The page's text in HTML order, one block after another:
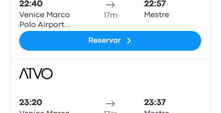
22:40
Venice Marco
Polo Airport
Bus Station
(VCE)
17m
22:57
Mestre
Reservar
23:20 23:37